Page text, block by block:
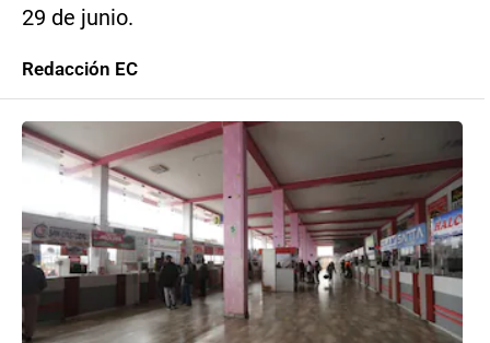
29 de junio.
Redacción EC